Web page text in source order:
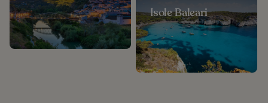
Isole Baleari